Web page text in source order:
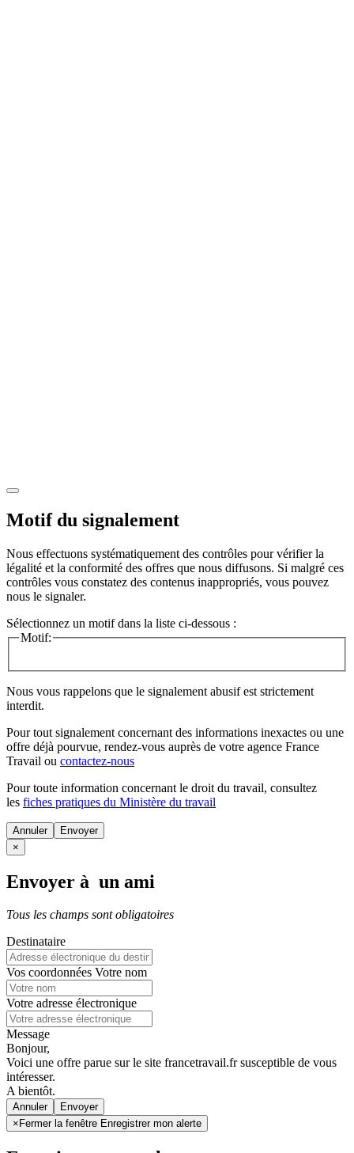
Motif du signalement
Nous effectuons systématiquement des contrôles pour vérifier la
légalité et la conformité des offres que nous diffusons. Si malgré ces
contrôles vous constatez des contenus inappropriés, vous pouvez
nous le signaler.
Sélectionnez un motif dans la liste ci-dessous :
Motif:
Nous vous rappelons que le signalement abusif est strictement
interdit.
Pour tout signalement concernant des informations inexactes ou une
offre déjà pourvue, rendez-vous auprès de votre agence France
Travail ou contactez-nous
Pour toute information concernant le droit du travail, consultez
les fiches pratiques du Ministère du travail
Annuler
×
Envoyer à un ami
Tous les champs sont obligatoires
Destinataire
Vos coordonnées Votre nom
Votre adresse électronique
Message
Bonjour,
Voici une offre parue sur le site francetravail.fr susceptible de vous
intéresser.
A bientôt.
Annuler
× Fermer la fenêtre Enregistrer mon alerte